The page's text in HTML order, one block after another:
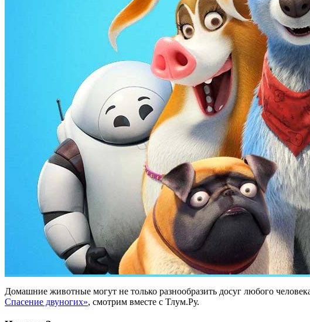
Домашние животные могут не только разнообразить досуг любого
Спасение двуногих», смотрим вместе с Тлум.Ру.